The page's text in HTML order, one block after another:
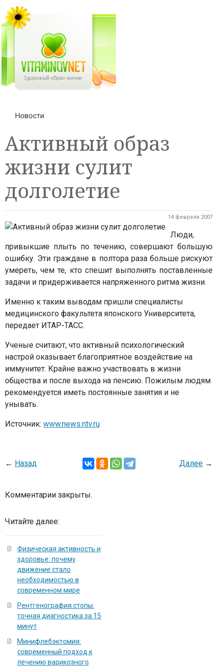
Новости
Активный образ
жизни сулит
долголетие
14 февраля 2007
Люди,
привыкшие плыть по течению, совершают большую
ошибку. Эти граждане в полтора раза больше рискуют
умереть, чем те, кто спешит выполнять поставленные
задачи и придерживается напряженного ритма жизни.
Именно к таким выводам пришли специалисты
медицинского факультета японского Университета,
передает ИТАР-ТАСС.
Ученые считают, что активный психологический
настрой оказывает благоприятное воздействие на
иммунитет. Крайне важно участвовать в жизни
общества и после выхода на пенсию. Пожилым людям
рекомендуется иметь постоянные занятия и не
унывать.
Источник: www.news.ntv.ru
← Назад Далее →
Комментарии закрыты.
Читайте далее:
Физическая активность и
здоровье: почему
движение стало
необходимостью в
современном мире
Рентгенография стопы:
точная диагностика за 15
минут
Минифлебэктомия:
современный подход к
лечению варикозного